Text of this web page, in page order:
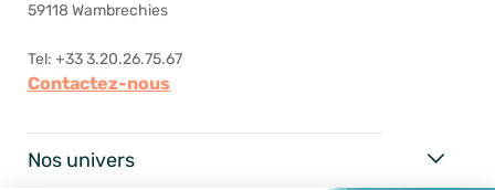
59118 Wambrechies
Tel: +33 3.20.26.75.67
Contactez-nous
Nos univers